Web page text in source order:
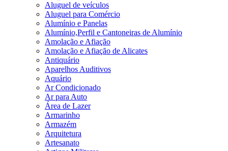
Aluguel de veículos
Aluguel para Comércio
Alumínio e Panelas
Alumínio,Perfil e Cantoneiras de Alumínio
Amolação e Afiação
Amolação e Afiação de Alicates
Antiquário
Aparelhos Auditivos
Aquário
Ar Condicionado
Ar para Auto
Área de Lazer
Armarinho
Armazém
Arquitetura
Artesanato